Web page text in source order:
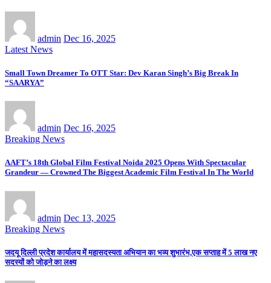
admin Dec 16, 2025
Latest News
Small Town Dreamer To OTT Star: Dev Karan Singh’s Big Break In
“SAARYA”
admin Dec 16, 2025
Breaking News
AAFT’s 18th Global Film Festival Noida 2025 Opens With Spectacular
Grandeur — Crowned The Biggest Academic Film Festival In The World
admin Dec 13, 2025
Breaking News
जदयू दिल्ली प्रदेश कार्यालय में महासदस्यता अभियान का भव्य शुभारंभ,एक सप्ताह में 5 लाख नए
सदस्यों को जोड़ने का लक्ष्य